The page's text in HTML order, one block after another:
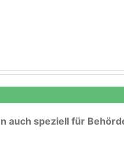
auch speziell für